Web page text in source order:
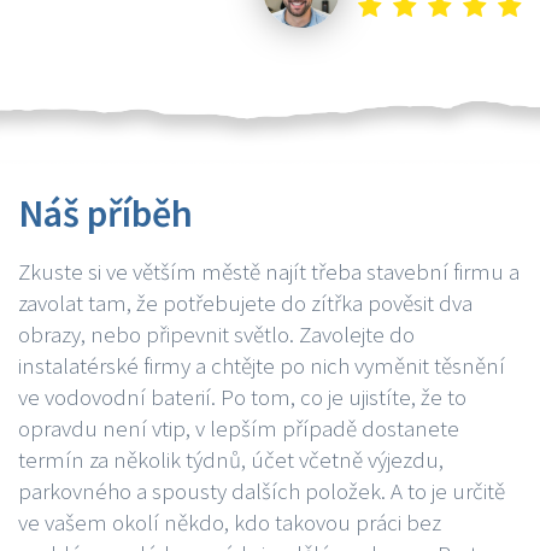
Náš příběh
Zkuste si ve větším městě najít třeba stavební firmu a
zavolat tam, že potřebujete do zítřka pověsit dva
obrazy, nebo připevnit světlo. Zavolejte do
instalatérské firmy a chtějte po nich vyměnit těsnění
ve vodovodní baterií. Po tom, co je ujistíte, že to
opravdu není vtip, v lepším případě dostanete
termín za několik týdnů, účet včetně výjezdu,
parkovného a spousty dalších položek. A to je určitě
ve vašem okolí někdo, kdo takovou práci bez